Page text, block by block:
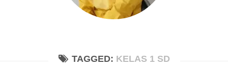
Kewarganegaraan
TAGGED: KELAS 1 SD